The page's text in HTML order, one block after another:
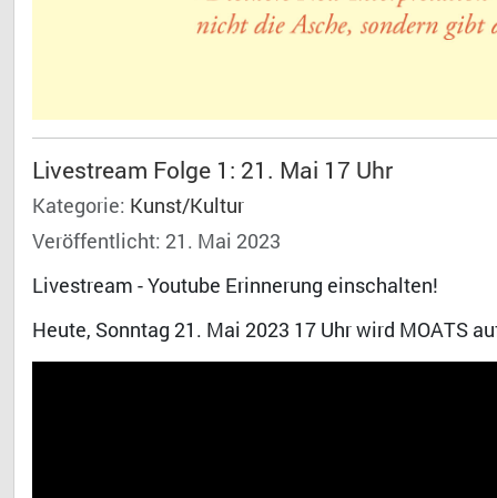
Livestream Folge 1: 21. Mai 17 Uhr
Kategorie: Kunst/Kultur
Veröffentlicht: 21. Mai 2023
Livestream - Youtube Erinnerung einschalten!
Heute, Sonntag 21. Mai 2023 17 Uhr wird MOATS